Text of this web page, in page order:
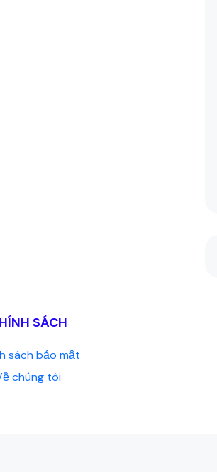
SÁCH
sách bảo mật
chúng tôi